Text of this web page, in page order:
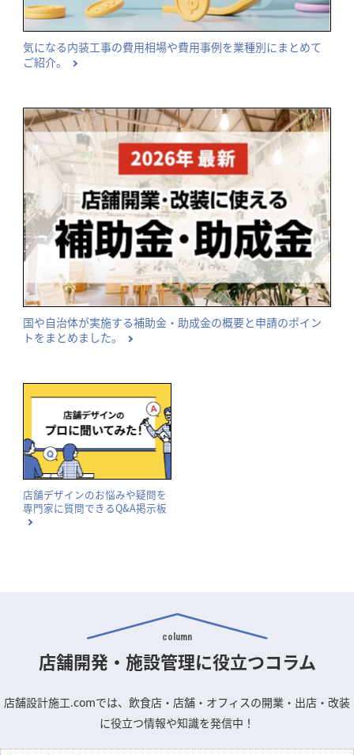
気になる内装工事の費用相場や費用事例を業種別にまとめて
ご紹介。
国や自治体が実施する補助金・助成金の概要と申請のポイン
トをまとめました。
店舗デザインのお悩みや疑問を
専門家に質問できるQ&A掲示板
column
店舗開発・施設管理に役立つコラム
店舗設計施工.comでは、飲食店・店舗・オフィスの開業・出店・改装
に役立つ情報や知識を発信中！